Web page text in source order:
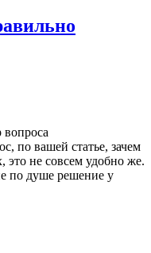
вопроса
по вашей статье, зачем
это не совсем удобно же.
по душе решение у